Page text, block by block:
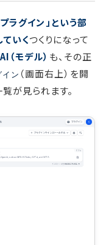
プラグイン」という部
いくつくりになって
モデル） も、その正
イン （画面右上）を開
が見られます。